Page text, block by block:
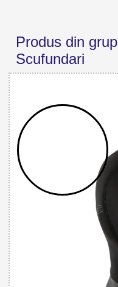
Produs din
Scufundari